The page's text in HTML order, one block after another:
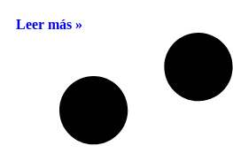
Leer más »